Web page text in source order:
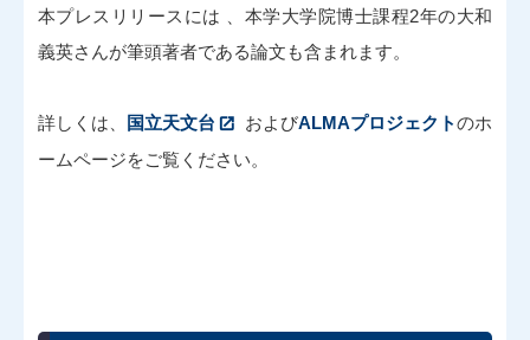
本プレスリリースには 、本学大学院博士課程2年の大和
義英さんが筆頭著者である論文も含まれます。
詳しくは、 国立天文台 およびALMAプロジェクトのホ
ームページをご覧ください。